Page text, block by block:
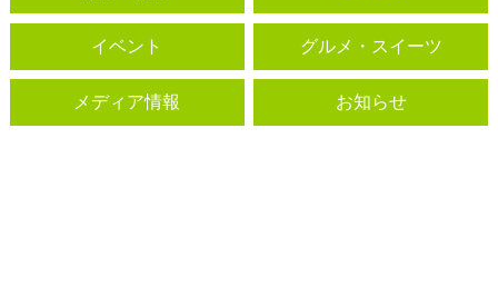
イベント グルメ・スイーツ
メディア情報 お知らせ